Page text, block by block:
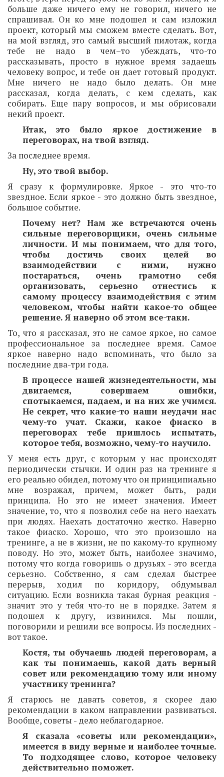
больше даже ничего ему не говорил, ничего не
спрашивал. Он ко мне подошел и сам изложил
проект, который мы сможем вместе сделать. Вот,
на мой взгляд, это самый высший пилотаж, когда
тебе не надо в чем–то убеждать, что-то
рассказывать, просто в нужное время задаешь
человеку вопрос, и тебе он дает готовый продукт.
Мне ничего не надо было делать. Он мне
рассказал, когда делать, с кем сделать, как
собирать. Еще пару вопросов, и мы обрисовали
некий проект.
Итак, это было яркое достижение в
переговорах, на твой взгляд.
За последнее время.
Ну, это твой выбор.
Я сразу к формулировке. Яркое - это что-то
звездное. Если яркое - это должно быть звездное,
большое событие.
Почему нет? Нам же встречаются очень
сильные переговорщики, очень сильные
личности. И мы понимаем, что для того,
чтобы достичь своих целей во
взаимодействии с ними, нужно
постараться, очень грамотно себя
организовать, серьезно отнестись к
самому процессу взаимодействия с этим
человеком, чтобы найти какое-то общее
решение. Я наверно об этом все-таки.
То, что я рассказал, это не самое яркое, но самое
профессиональное за последнее время. Самое
яркое наверно надо вспоминать, что было за
последние два-три года.
В процессе нашей жизнедеятельности, мы
двигаемся, совершаем ошибки,
спотыкаемся, падаем, и на них же учимся.
Не секрет, что какие-то наши неудачи нас
чему-то учат. Скажи, какое фиаско в
переговорах тебе пришлось испытать,
которое тебя, возможно, чему-то научило.
У меня есть друг, с которым у нас происходят
периодически стычки. И один раз на тренинге я
его реально обидел, потому что он принципиально
мне возражал, причем, может быть, ради
принципа. Но это не имеет значения. Имеет
значение, то, что я позволил себе на него наехать
при людях. Наехать достаточно жестко. Наверно
такое фиаско. Хорошо, что это произошло на
тренинге, а не в жизни, не по какому-то крупному
поводу. Но это, может быть, наиболее значимо,
потому что когда говоришь о друзьях - это всегда
серьезно. Собственно, я сам сделал быстрее
перерыв, ходил по коридору, обдумывал
ситуацию. Если возникла такая бурная реакция -
значит это у тебя что-то не в порядке. Затем я
подошел к другу, извинился. Мы пошли,
поговорили и решили все вопросы. Из последних -
вот такое.
Костя, ты обучаешь людей переговорам, а
как ты понимаешь, какой дать верный
совет или рекомендацию тому или иному
участнику тренинга?
Я старюсь не давать советов, я скорее даю
рекомендации в каком направлении развиваться.
Вообще, советы - дело неблагодарное.
Я сказала «советы или рекомендации»,
имеется в виду верные и наиболее точные.
То подходящее слово, которое человеку
действительно поможет.